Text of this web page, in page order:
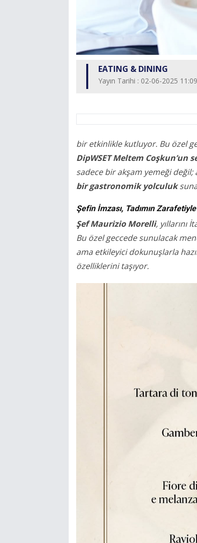
EATING & DINING
Yayın Tarihi : 02-06-2025 11:09
bir etkinlikle kutluyor. Bu özel
DipWSET Meltem Coşkun’un
sadece bir akşam yemeği değil;
bir gastronomik yolculuk
Şefin İmzası, Tadımın
Şef Maurizio Morelli, yıllarını
Bu özel geccede sunulacak
ama etkileyici dokunuşlarla
özelliklerini taşıyor.